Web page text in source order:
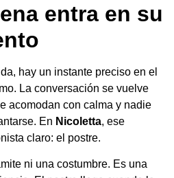
entra en su
hay un instante preciso en el
La conversación se vuelve
acomodan con calma y nadie
En Nicoletta, ese
claro: el postre.
ni una costumbre. Es una